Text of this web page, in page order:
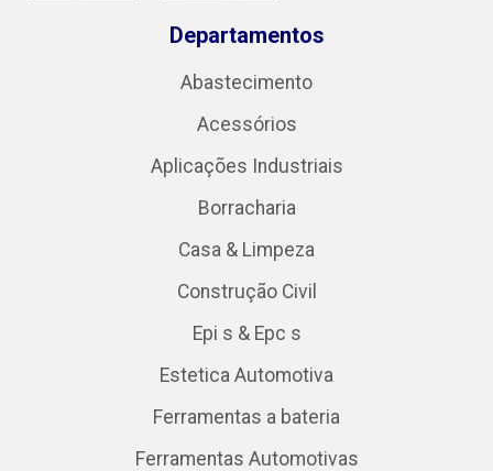
Departamentos
Abastecimento
Acessórios
Aplicações Industriais
Borracharia
Casa & Limpeza
Construção Civil
Epi s & Epc s
Estetica Automotiva
Ferramentas a bateria
Ferramentas Automotivas